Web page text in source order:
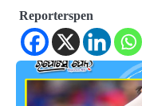
Reporterspen